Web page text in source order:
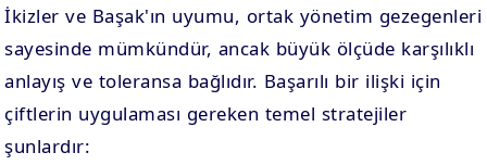
İkizler ve Başak'ın uyumu, ortak yönetim gezegenleri
sayesinde mümkündür, ancak büyük ölçüde karşılıklı
anlayış ve toleransa bağlıdır. Başarılı bir ilişki için
çiftlerin uygulaması gereken temel stratejiler
şunlardır: